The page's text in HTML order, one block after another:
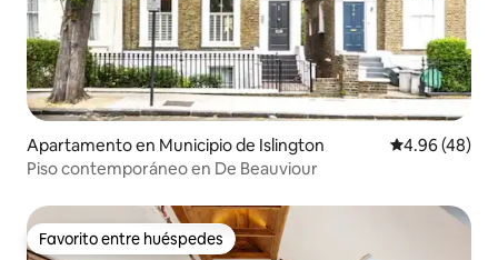
Apartamento en Municipio de Islington Calificación
4.96 (48)
Piso contemporáneo en De Beauviour
Favorito entre huéspedes
Favorito entre huéspedes